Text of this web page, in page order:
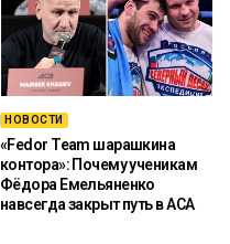
НОВОСТИ
«Fedor Team шарашкина
контора»: Почему ученикам
Фёдора Емельяненко
навсегда закрыт путь в ACA